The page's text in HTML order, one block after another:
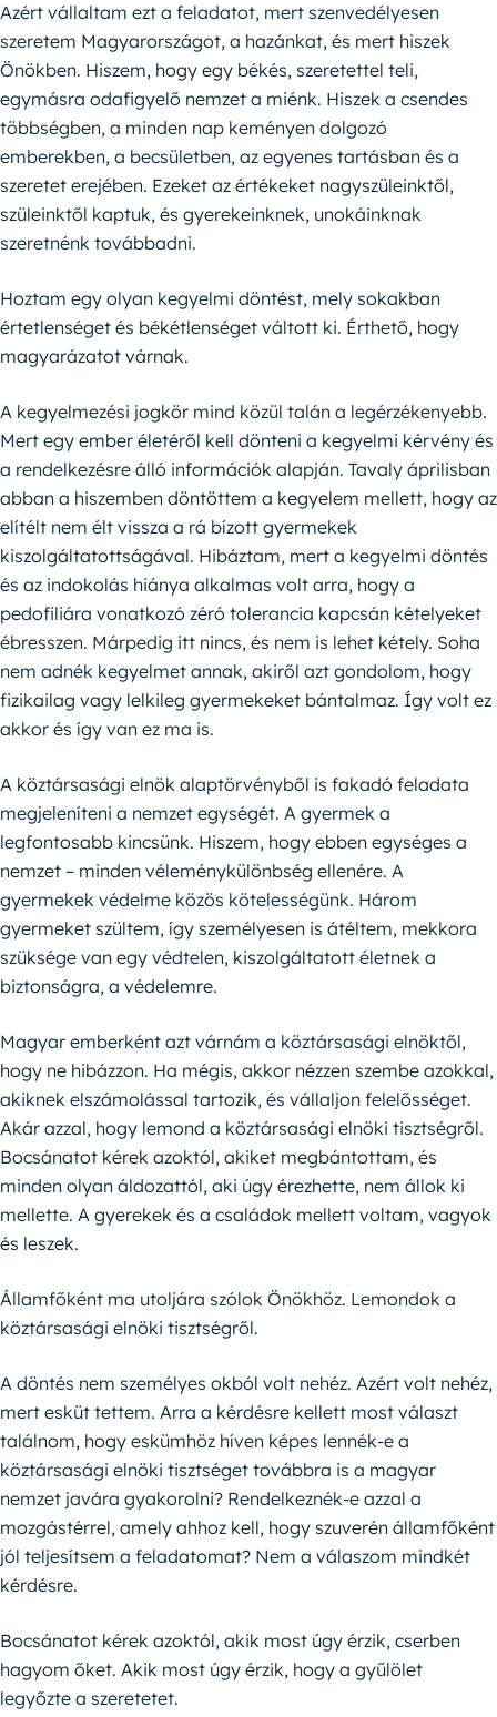
Azért vállaltam ezt a feladatot, mert szenvedélyesen
szeretem Magyarországot, a hazánkat, és mert hiszek
Önökben. Hiszem, hogy egy békés, szeretettel teli,
egymásra odafigyelő nemzet a miénk. Hiszek a csendes
többségben, a minden nap keményen dolgozó
emberekben, a becsületben, az egyenes tartásban és a
szeretet erejében. Ezeket az értékeket nagyszüleinktől,
szüleinktől kaptuk, és gyerekeinknek, unokáinknak
szeretnénk továbbadni.
Hoztam egy olyan kegyelmi döntést, mely sokakban
értetlenséget és békétlenséget váltott ki. Érthető, hogy
magyarázatot várnak.
A kegyelmezési jogkör mind közül talán a legérzékenyebb.
Mert egy ember életéről kell dönteni a kegyelmi kérvény és
a rendelkezésre álló információk alapján. Tavaly áprilisban
abban a hiszemben döntöttem a kegyelem mellett, hogy az
elítélt nem élt vissza a rá bízott gyermekek
kiszolgáltatottságával. Hibáztam, mert a kegyelmi döntés
és az indokolás hiánya alkalmas volt arra, hogy a
pedofiliára vonatkozó zéró tolerancia kapcsán kételyeket
ébresszen. Márpedig itt nincs, és nem is lehet kétely. Soha
nem adnék kegyelmet annak, akiről azt gondolom, hogy
fizikailag vagy lelkileg gyermekeket bántalmaz. Így volt ez
akkor és így van ez ma is.
A köztársasági elnök alaptörvényből is fakadó feladata
megjeleníteni a nemzet egységét. A gyermek a
legfontosabb kincsünk. Hiszem, hogy ebben egységes a
nemzet – minden véleménykülönbség ellenére. A
gyermekek védelme közös kötelességünk. Három
gyermeket szültem, így személyesen is átéltem, mekkora
szüksége van egy védtelen, kiszolgáltatott életnek a
biztonságra, a védelemre.
Magyar emberként azt várnám a köztársasági elnöktől,
hogy ne hibázzon. Ha mégis, akkor nézzen szembe azokkal,
akiknek elszámolással tartozik, és vállaljon felelősséget.
Akár azzal, hogy lemond a köztársasági elnöki tisztségről.
Bocsánatot kérek azoktól, akiket megbántottam, és
minden olyan áldozattól, aki úgy érezhette, nem állok ki
mellette. A gyerekek és a családok mellett voltam, vagyok
és leszek.
Államfőként ma utoljára szólok Önökhöz. Lemondok a
köztársasági elnöki tisztségről.
A döntés nem személyes okból volt nehéz. Azért volt nehéz,
mert esküt tettem. Arra a kérdésre kellett most választ
találnom, hogy eskümhöz híven képes lennék-e a
köztársasági elnöki tisztséget továbbra is a magyar
nemzet javára gyakorolni? Rendelkeznék-e azzal a
mozgástérrel, amely ahhoz kell, hogy szuverén államfőként
jól teljesítsem a feladatomat? Nem a válaszom mindkét
kérdésre.
Bocsánatot kérek azoktól, akik most úgy érzik, cserben
hagyom őket. Akik most úgy érzik, hogy a gyűlölet
legyőzte a szeretetet.